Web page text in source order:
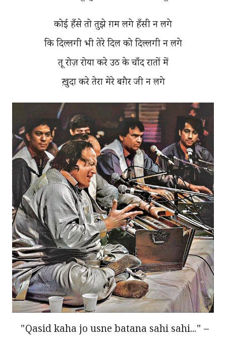
कोई हँसे तो तुझे ग़म लगे हँसी न लगे
कि दिल्लगी भी तेरे दिल को दिल्लगी न लगे
तू रोज़ रोया करे उठ के चाँद रातों में
ख़ुदा करे तेरा मेरे बग़ैर जी न लगे
"Qasid kaha jo usne batana sahi sahi..." –